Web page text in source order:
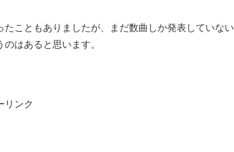
こともありましたが、まだ数曲しか発表していない
はあると思います。
リンク